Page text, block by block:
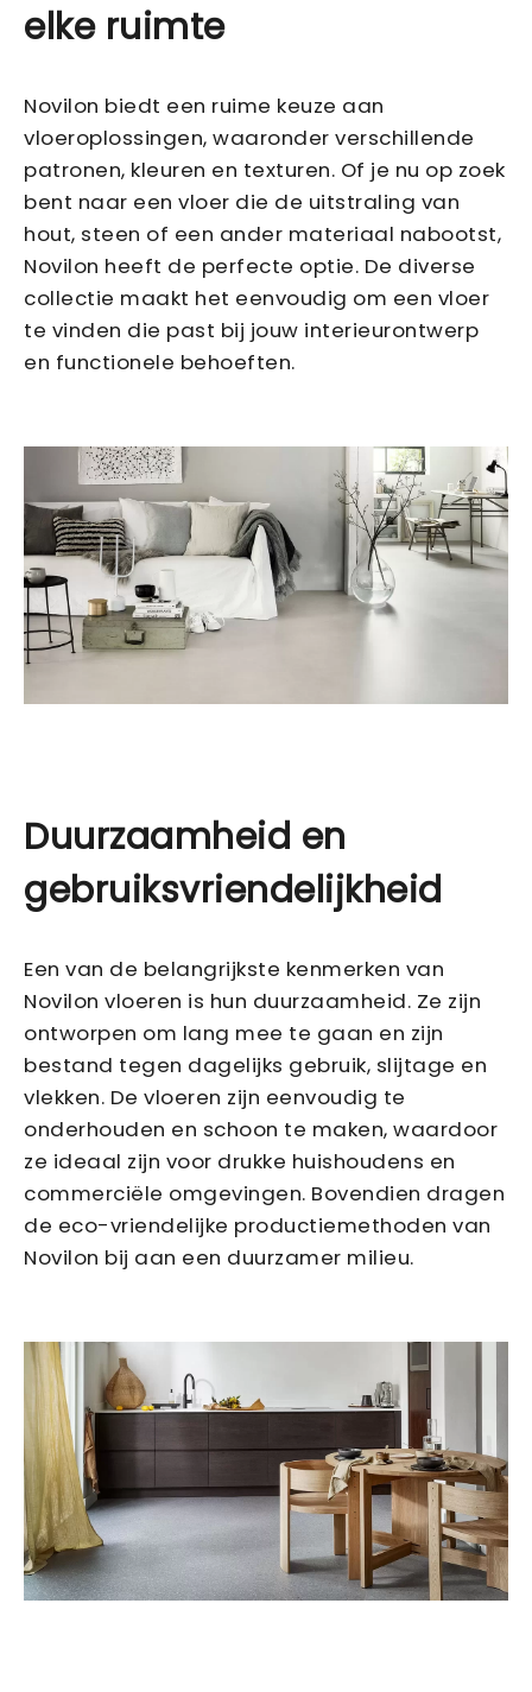
elke ruimte
Novilon biedt een ruime keuze aan
vloeroplossingen, waaronder verschillende
patronen, kleuren en texturen. Of je nu op zoek
bent naar een vloer die de uitstraling van
hout, steen of een ander materiaal nabootst,
Novilon heeft de perfecte optie. De diverse
collectie maakt het eenvoudig om een vloer
te vinden die past bij jouw interieurontwerp
en functionele behoeften.
Duurzaamheid en
gebruiksvriendelijkheid
Een van de belangrijkste kenmerken van
Novilon vloeren is hun duurzaamheid. Ze zijn
ontworpen om lang mee te gaan en zijn
bestand tegen dagelijks gebruik, slijtage en
vlekken. De vloeren zijn eenvoudig te
onderhouden en schoon te maken, waardoor
ze ideaal zijn voor drukke huishoudens en
commerciële omgevingen. Bovendien dragen
de eco-vriendelijke productiemethoden van
Novilon bij aan een duurzamer milieu.